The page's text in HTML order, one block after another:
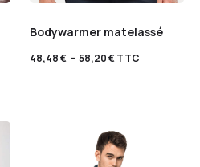
Bodywarmer matelassé
48,48€ – 58,20€TTC